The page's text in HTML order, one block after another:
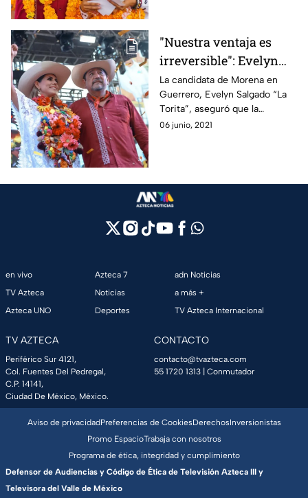
"Nuestra ventaja es
irreversible": Evelyn
Salgado en Guerrero
La candidata de Morena en
Guerrero, Evelyn Salgado “La
Torita”, aseguró que la
democracia llegó porque la
06 junio, 2021
en vivo
TV Azteca
Azteca UNO
Azteca 7
Noticias
Deportes
adn Noticias
a más +
TV Azteca Internacional
TV AZTECA
Periférico Sur 4121,
Col. Fuentes Del Pedregal,
C.P. 14141,
Ciudad De México, México.
CONTACTO
contacto@tvazteca.com
55 1720 1313 | Conmutador
Aviso de privacidadPreferencias de CookiesDerechosInversionistas
Promo EspacioTrabaja con nosotros
Programa de ética, integridad y cumplimiento
Defensor de Audiencias y Código de Ética de Televisión Azteca III y
Televisora del Valle de México